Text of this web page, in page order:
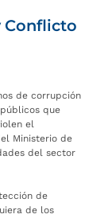
Conflicto
de corrupción
que
el
Ministerio de
del sector
de
de los